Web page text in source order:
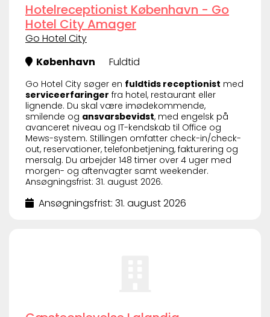
Hotelreceptionist København - Go
Hotel City Amager
Go Hotel City
København
Fuldtid
Go Hotel City søger en fuldtids receptionist med
serviceerfaringer fra hotel, restaurant eller
lignende. Du skal være imødekommende,
smilende og ansvarsbevidst, med engelsk på
avanceret niveau og IT-kendskab til Office og
Mews-system. Stillingen omfatter check-in/check-
out, reservationer, telefonbetjening, fakturering og
mersalg. Du arbejder 148 timer over 4 uger med
morgen- og aftenvagter samt weekender.
Ansøgningsfrist: 31. august 2026.
Ansøgningsfrist: 31. august 2026